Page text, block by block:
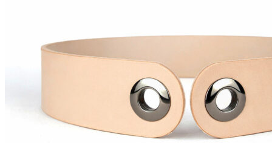
Dámske tašky
Dámske aktovky
Dámske kabelky
Dámske ruksaky
Dámske vizitkáre
Dámske spisovky
Dámske zápisníky
Dámske peňaženky
Kožené púzdra na karty